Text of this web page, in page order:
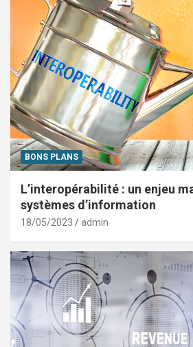
BONS PLANS
L’interopérabilité : un enjeu
systèmes d’information
18/05/2023 admin